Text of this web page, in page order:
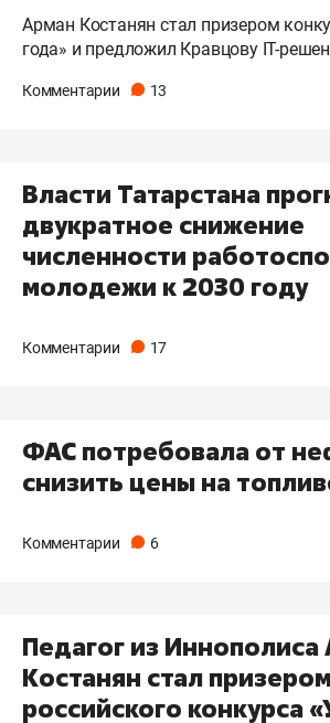
Арман Костанян стал призером
года» и предложил Кравцову IT-
Комментарии 13
Власти Татарстана
двукратное снижение
численности
молодежи к 2030 году
Комментарии 17
ФАС потребовала от
снизить цены на
Комментарии 6
Педагог из Иннополиса
Костанян стал
российского конкурса